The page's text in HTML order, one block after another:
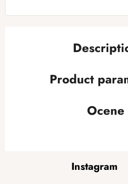
Product
Ocene
Instagram